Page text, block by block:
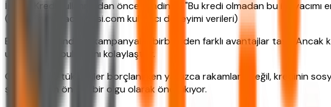
İpucu: Kredi kullanmadan önce kendinize "Bu kredi olmadan bu
(Kaynak: ihtiyackredisi.com kullanıcı deneyimi verileri)
Bankaların sunduğu kampanyalar birbirinden farklı avantajlar taşır.
uygun teklifi bulmasını kolaylaştırır.
Günümüzde tüketiciler borçlanırken yalnızca rakamlara değil, kredinin
şekillendiren önemli bir olgu olarak öne çıkıyor.